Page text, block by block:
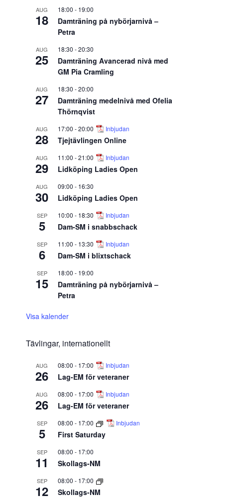
AUG
18
18:00 - 19:00
Damträning på nybörjarnivå –
Petra
AUG
25
18:30 -20:30
Damträning Avancerad nivå med
GM Pia Cramling
AUG
27
18:30 -20:00
Damträning medelnivå med Ofelia
Thörnqvist
AUG
28
17:00 -20:00 Inbjudan
Tjejtävlingen Online
AUG
29
11:00 -21:00 Inbjudan
Lidköping Ladies Open
AUG
30
09:00 - 16:30
Lidköping Ladies Open
SEP
5
10:00 - 18:30 Inbjudan
Dam-SM i snabbschack
SEP
6
11:00 - 13:30 Inbjudan
Dam-SM i blixtschack
SEP
15
18:00 - 19:00
Damträning på nybörjarnivå –
Petra
Visa kalender
Tävlingar, internationellt
AUG
26
08:00 - 17:00 Inbjudan
Lag-EM för veteraner
AUG
26
08:00 - 17:00 Inbjudan
Lag-EM för veteraner
SEP
5
08:00 - 17:00 Inbjudan
First Saturday
SEP
11
08:00 - 17:00
Skollags-NM
SEP
12
08:00 - 17:00
Skollags-NM